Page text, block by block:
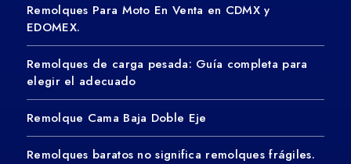
Remolques Para Moto En Venta en CDMX y
EDOMEX.
Remolques de carga pesada: Guía completa para
elegir el adecuado
Remolque Cama Baja Doble Eje
Remolques baratos no significa remolques frágiles.